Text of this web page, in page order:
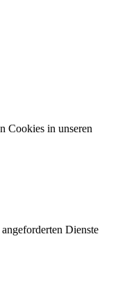
Cookies in unseren
Dienste